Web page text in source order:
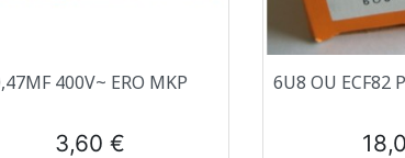
Aperçu rapide
400V~ ERO MKP
Prix
3,60 €

6U8 OU ECF82
Prix